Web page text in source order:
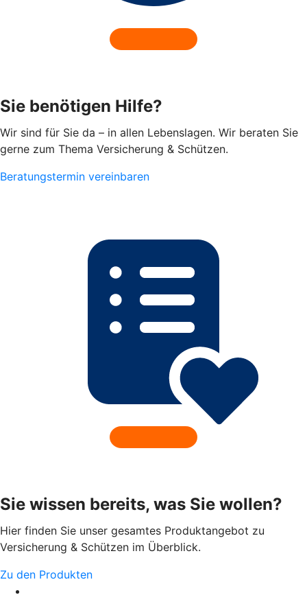
Sie benötigen Hilfe?
Wir sind für Sie da – in allen Lebenslagen. Wir beraten Sie
gerne zum Thema Versicherung & Schützen.
Beratungstermin vereinbaren
Sie wissen bereits, was Sie wollen?
Hier finden Sie unser gesamtes Produktangebot zu
Versicherung & Schützen im Überblick.
Zu den Produkten